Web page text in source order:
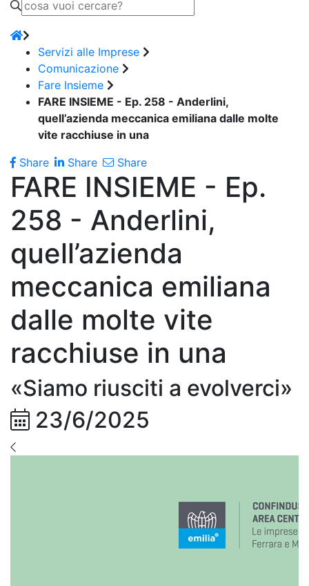
Servizi alle Imprese
Comunicazione
Fare Insieme
FARE INSIEME - Ep. 258 - Anderlini,
quell’azienda meccanica emiliana dalle molte
vite racchiuse in una
Share
Share Share
FARE INSIEME - Ep.
258 - Anderlini,
quell’azienda
meccanica emiliana
dalle molte vite
racchiuse in una
«Siamo riusciti a evolverci»
23/6/2025